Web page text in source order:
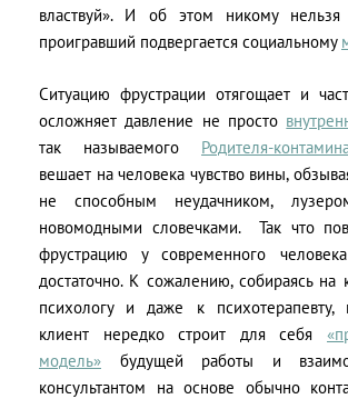
властвуй». И об этом никому нельзя
проигравший подвергается социальному
Ситуацию фрустрации отягощает и
осложняет давление не просто
так называемого Родителя-
вешает на человека чувство вины,
не способным неудачником,
новомодными словечками. Так что
фрустрацию у современного
достаточно. К сожалению, собираясь на
психологу и даже к психотерапевту,
клиент нередко строит для себя
модель» будущей работы и
консультантом на основе обычно